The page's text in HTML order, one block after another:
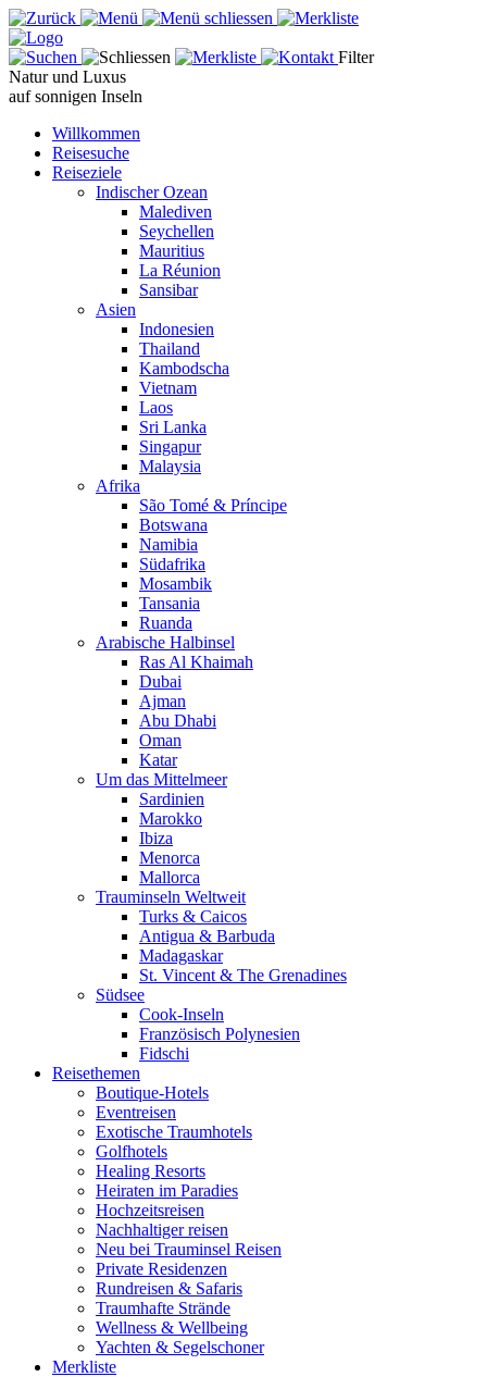
Filter
Natur und Luxus
auf sonnigen Inseln
Willkommen
Reisesuche
Reiseziele
Indischer Ozean
Malediven
Seychellen
Mauritius
La Réunion
Sansibar
Asien
Indonesien
Thailand
Kambodscha
Vietnam
Laos
Sri Lanka
Singapur
Malaysia
Afrika
São Tomé & Príncipe
Botswana
Namibia
Südafrika
Mosambik
Tansania
Ruanda
Arabische Halbinsel
Ras Al Khaimah
Dubai
Ajman
Abu Dhabi
Oman
Katar
Um das Mittelmeer
Sardinien
Marokko
Ibiza
Menorca
Mallorca
Trauminseln Weltweit
Turks & Caicos
Antigua & Barbuda
Madagaskar
St. Vincent & The Grenadines
Südsee
Cook-Inseln
Französisch Polynesien
Fidschi
Reisethemen
Boutique-Hotels
Eventreisen
Exotische Traumhotels
Golfhotels
Healing Resorts
Heiraten im Paradies
Hochzeitsreisen
Nachhaltiger reisen
Neu bei Trauminsel Reisen
Private Residenzen
Rundreisen & Safaris
Traumhafte Strände
Wellness & Wellbeing
Yachten & Segelschoner
Merkliste